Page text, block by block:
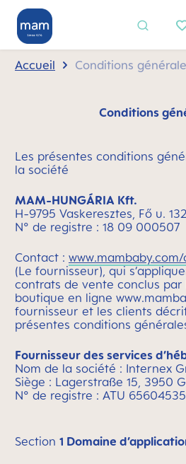
principal
Accueil Conditions
Conditions
Les présentes conditions
la société
MAM-HUNGÁRIA Kft.
H-9795 Vaskeresztes, Fő u.
N° de registre : 18 09 000507
Contact :
(Le fournisseur), qui
contrats de vente conclus par
boutique en ligne
fournisseur et les clients
présentes conditions
Fournisseur des services
Nom de la société : Internex
Siège : Lagerstraße 15, 3950
N° de registre : ATU 65604535
Section 1 Domaine